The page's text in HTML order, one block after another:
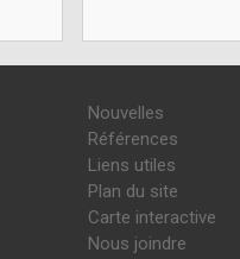
Nouvelles
Références
Liens utiles
Plan du site
Carte interactive
Nous joindre